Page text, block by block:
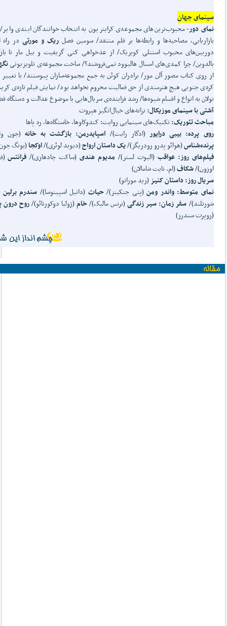
سینمای جهان
نمای دور- محبوب‌ترین‌های مجموعه‌ی کرایتریون به انتخاب خوانندگان ایندی وایر/
بازاریابی، مصاحبه‌ها و رابطه‌ها بر قلم منتقد/ سومین فصل ریک و مورتیدر
دوربین‌های محبوب استنلی کوبریک/ از عذخواهی کتی گریفیت و بیل مار تا
بالدوین/ چرا کمدی‌های امسال هالیوود نمی‌فروشند؟/ ساخت مجموعه‌ی تلویزیونی
از روی کتاب مصور آلن مور/ برادران کوئن به جمع مجموعه‌سازان پیوستند/ با
کره‌ی جنوبی هیچ هنرمندی از حق فعالیت محروم نخواهد بود/ نمایش فیلم تازه‌ی
نولان به انواع و اقسام شیوه‌ها/ رشد فزاینده‌ی سریال‌هایی با موضوع عدالت و دستگاه
آشتی با سینمای موزیکال:ترانه‌های خیال‌انگیز هپروت
مباحث تئوریک:تکنیک‌های سینمایی روایت: کندوکاوها، خاستگاه‌ها، رد پاها
روی پرده: بیبی درایور (ادگار رایت)/ اسپایدرمن: بازگشت به خانه (جون
پرندهشناس(هوائو پدرو رودریگز)/یک داستان ارواح(دیوید لوئری)/اوکجا(بونگ
فیلمهای روز: عواقب(الیوت لستر)/ مدیوم هندی (ساکت چادهاری)/ فرانتس
اوزون)/شکاف(ام. نایت شامالان)
سریال روز: داستان کنیز (رید مورانو)
نمای متوسط: واندر ومن(پتی جنکینز)/حیات (دانیل اسپینوسا)/ سندرم برلین
شورتلند)/ سفر زمان: سیر زندگی(ترنس مالیک)/خام(ژولیا دوکورنائو)/روح درون
(روپرت سندرز)